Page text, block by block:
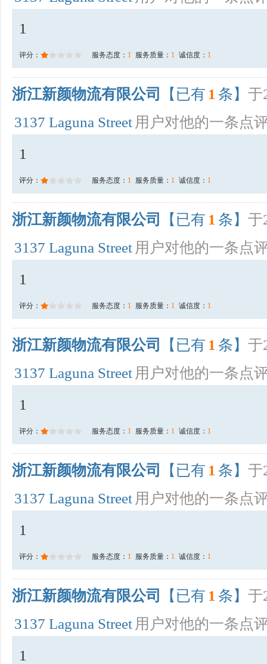
1
评分： 服务态度： 1 服务质量： 1 诚信度： 1
浙江新颜物流有限公司 【已有 1 条】 于
3137 Laguna Street 用户对他的一条点
1
评分： 服务态度： 1 服务质量： 1 诚信度： 1
浙江新颜物流有限公司 【已有 1 条】 于
3137 Laguna Street 用户对他的一条点
1
评分： 服务态度： 1 服务质量： 1 诚信度： 1
浙江新颜物流有限公司 【已有 1 条】 于
3137 Laguna Street 用户对他的一条点
1
评分： 服务态度： 1 服务质量： 1 诚信度： 1
浙江新颜物流有限公司 【已有 1 条】 于
3137 Laguna Street 用户对他的一条点
1
评分： 服务态度： 1 服务质量： 1 诚信度： 1
浙江新颜物流有限公司 【已有 1 条】 于
3137 Laguna Street 用户对他的一条点
1